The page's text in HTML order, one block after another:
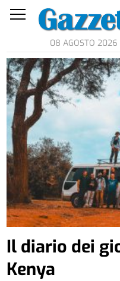
08 AGOSTO 2026
Il diario dei
Kenya